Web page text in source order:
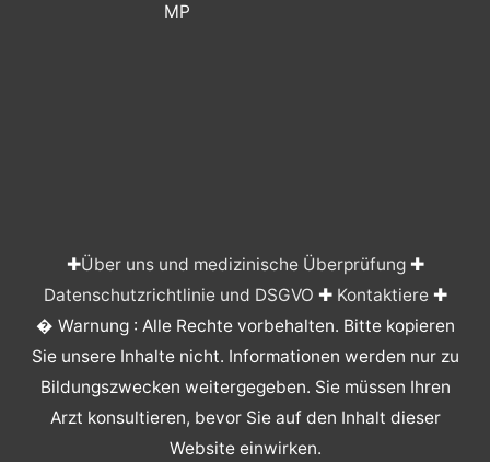
MP
✚Über uns und medizinische Überprüfung✚
Datenschutzrichtlinie und DSGVO ✚ Kontaktiere✚
� Warnung : Alle Rechte vorbehalten. Bitte kopieren
Sie unsere Inhalte nicht. Informationen werden nur zu
Bildungszwecken weitergegeben. Sie müssen Ihren
Arzt konsultieren, bevor Sie auf den Inhalt dieser
Website einwirken.